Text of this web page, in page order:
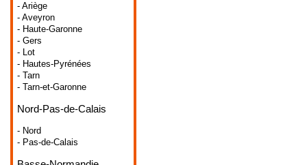
- Ariège
- Aveyron
- Haute-Garonne
- Gers
- Lot
- Hautes-Pyrénées
- Tarn
- Tarn-et-Garonne
Nord-Pas-de-Calais
- Nord
- Pas-de-Calais